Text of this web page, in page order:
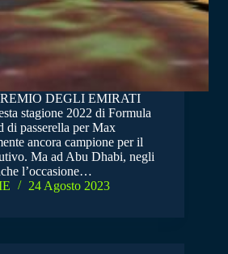
DEGLI EMIRATI
stagione 2022 di Formula
di passerella per Max
ancora campione per il
Ma ad Abu Dhabi, negli
l’occasione…
24 Agosto 2023